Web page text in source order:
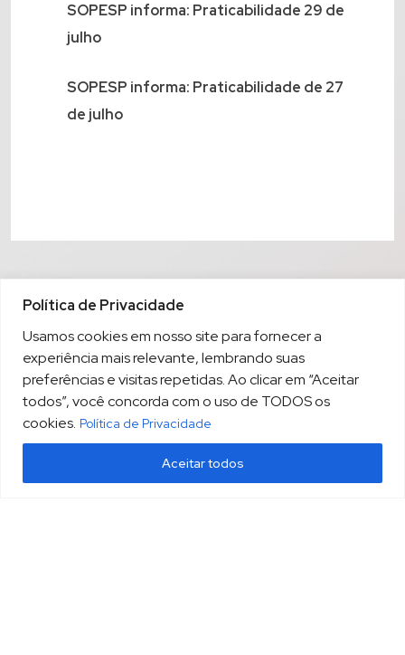
Política de Privacidade
Usamos cookies em nosso site para fornecer a
experiência mais relevante, lembrando suas
preferências e visitas repetidas. Ao clicar em “Aceitar
todos”, você concorda com o uso de TODOS os
cookies. Política de Privacidade
Aceitar todos
SOPESP informa: Praticabilidade 29 de
julho
SOPESP informa: Praticabilidade de 27
de julho